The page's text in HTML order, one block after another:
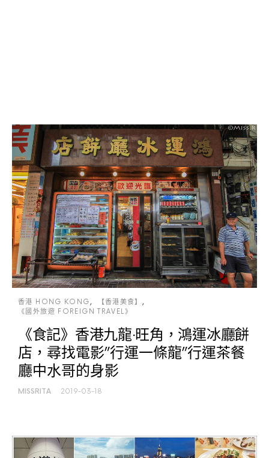
香港 HONG KONG
【香港美食】
《國外旅遊 FOREIGN TRAVEL》
《食記》香港九龍‧旺角，鴻運冰廳餅
店，尋找電影”行運一條龍”行運茶餐
廳中水哥的身影
MISSRITA 2019-03-18